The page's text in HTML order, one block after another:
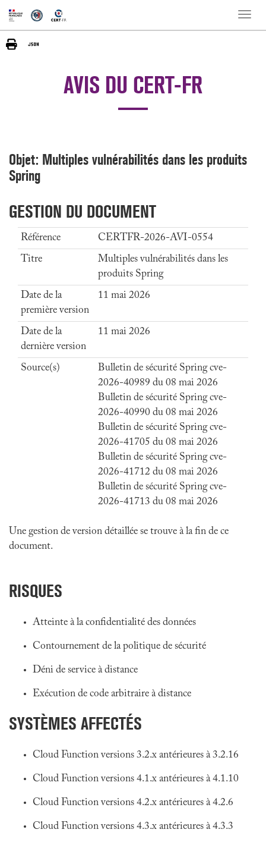
Toggle
AVIS DU CERT-FR
Objet: Multiples vulnérabilités dans les produits
Spring
GESTION DU DOCUMENT
Référence
CERTFR-2026-AVI-0554
Titre
Multiples vulnérabilités dans les
produits Spring
Date de la
première version
11 mai 2026
Date de la
dernière version
11 mai 2026
Source(s)
Bulletin de sécurité Spring cve-
2026-40989 du 08 mai 2026
Bulletin de sécurité Spring cve-
2026-40990 du 08 mai 2026
Bulletin de sécurité Spring cve-
2026-41705 du 08 mai 2026
Bulletin de sécurité Spring cve-
2026-41712 du 08 mai 2026
Bulletin de sécurité Spring cve-
2026-41713 du 08 mai 2026
Une gestion de version détaillée se trouve à la fin de ce
document.
RISQUES
Atteinte à la confidentialité des données
Contournement de la politique de sécurité
Déni de service à distance
Exécution de code arbitraire à distance
SYSTÈMES AFFECTÉS
Cloud Function versions 3.2.x antérieures à 3.2.16
Cloud Function versions 4.1.x antérieures à 4.1.10
Cloud Function versions 4.2.x antérieures à 4.2.6
Cloud Function versions 4.3.x antérieures à 4.3.3